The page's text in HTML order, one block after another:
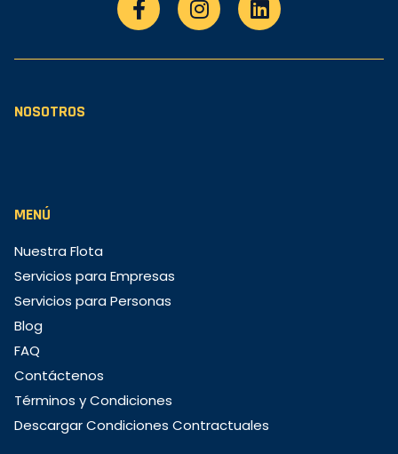
NOSOTROS
MENÚ
Nuestra Flota
Servicios para Empresas
Servicios para Personas
Blog
FAQ
Contáctenos
Términos y Condiciones
Descargar Condiciones Contractuales